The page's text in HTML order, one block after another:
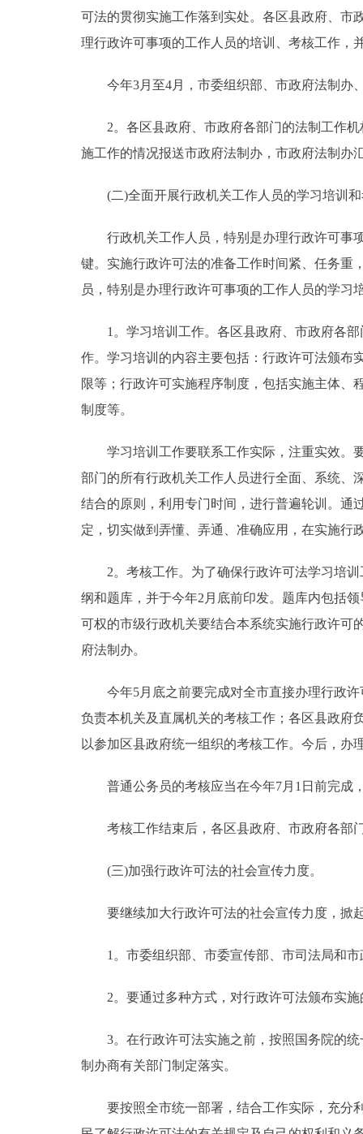
ITALIANO
可法的贯彻实施工作落到实处。各区县政府、市
理行政许可事项的工作人员的培训、考核工作，
今年3月至4月，市委组织部、市政府法制办
2。各区县政府、市政府各部门的法制工作机
施工作的情况报送市政府法制办，市政府法制办
(二)全面开展行政机关工作人员的学习培训和
行政机关工作人员，特别是办理行政许可事项
键。实施行政许可法的准备工作时间紧、任务重
员，特别是办理行政许可事项的工作人员的学习
1。学习培训工作。各区县政府、市政府各部
作。学习培训的内容主要包括：行政许可法颁布
限等；行政许可实施程序制度，包括实施主体
制度等。
学习培训工作要联系工作实际，注重实效。要
部门的所有行政机关工作人员进行全面、系统、
结合的原则，利用专门时间，进行普遍轮训。通
定，切实做到弄懂、弄通、准确应用，在实施行
2。考核工作。为了确保行政许可法学习培训
纲和题库，并于今年2月底前印发。题库内包括
可权的市级行政机关要结合本系统实施行政许可
府法制办。
今年5月底之前要完成对全市直接办理行政许
负责本机关及直属机关的考核工作；各区县政府
以参加区县政府统一组织的考核工作。今后，
普通公务员的考核应当在今年7月1日前完成
考核工作结束后，各区县政府、市政府各部
(三)加强行政许可法的社会宣传力度。
要继续加大行政许可法的社会宣传力度，掀
1。市委组织部、市委宣传部、市司法局和市
2。要通过多种方式，对行政许可法颁布实施
3。在行政许可法实施之前，按照国务院的统
制办商有关部门制定落实。
要按照全市统一部署，结合工作实际，充分利